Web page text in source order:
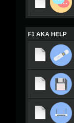
F1 AKA HELP